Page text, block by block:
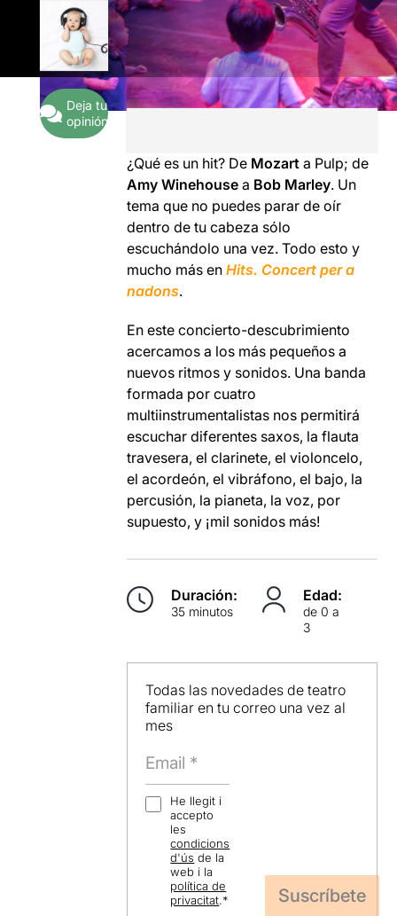
Deja tu
opinión
¿Qué es un hit? De Mozart a Pulp; de
Amy Winehouse a Bob Marley. Un
tema que no puedes parar de oír
dentro de tu cabeza sólo
escuchándolo una vez. Todo esto y
mucho más enHits. Concert per a
nadons.
En este concierto-descubrimiento
acercamos a los más pequeños a
nuevos ritmos y sonidos. Una banda
formada por cuatro
multiinstrumentalistas nos permitirá
escuchar diferentes saxos, la flauta
travesera, el clarinete, el violoncelo,
el acordeón, el vibráfono, el bajo, la
percusión, la pianeta, la voz, por
supuesto, y ¡mil sonidos más!
Duración:
35 minutos
Edad:
de 0 a
3
Todas las novedades de teatro
familiar en tu correo una vez al
mes
He llegit i
accepto
les
condicions
d'ús de la
web i la
política de
privacitat.*